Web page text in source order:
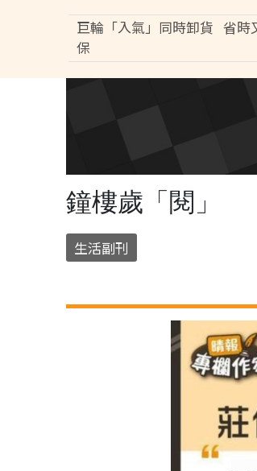
巨輪「入氣」同時卸貨 省時
保
鐘樓歲「閱」
生活副刊